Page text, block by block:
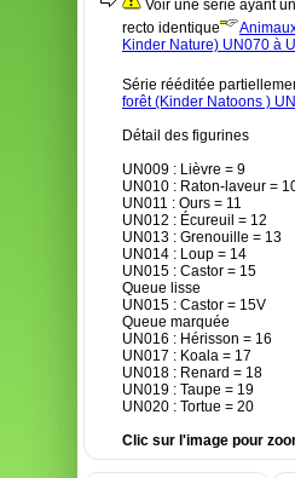
Voir une série ayant
recto identique
Kinder Nature) UN070 à
Série rééditée
forêt (Kinder Natoons )
Détail des figurines
UN009 : Lièvre = 9
UN010 : Raton-laveur =
UN011 : Ours = 11
UN012 : Écureuil = 12
UN013 : Grenouille = 13
UN014 : Loup = 14
UN015 : Castor = 15
Queue lisse
UN015 : Castor = 15V
Queue marquée
UN016 : Hérisson = 16
UN017 : Koala = 17
UN018 : Renard = 18
UN019 : Taupe = 19
UN020 : Tortue = 20
Clic sur l'image pour